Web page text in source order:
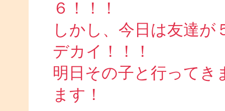
６！！！
しかし、今日は友達
デカイ！！！
明日その子と行ってき
ます！